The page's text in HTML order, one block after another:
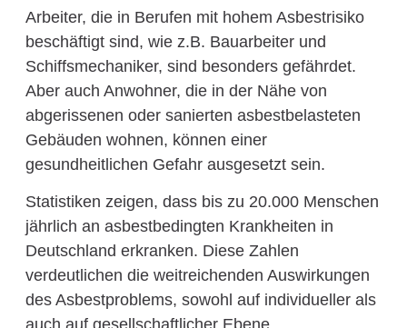
Arbeiter, die in Berufen mit hohem Asbestrisiko
beschäftigt sind, wie z.B. Bauarbeiter und
Schiffsmechaniker, sind besonders gefährdet.
Aber auch Anwohner, die in der Nähe von
abgerissenen oder sanierten asbestbelasteten
Gebäuden wohnen, können einer
gesundheitlichen Gefahr ausgesetzt sein.
Statistiken zeigen, dass bis zu 20.000 Menschen
jährlich an asbestbedingten Krankheiten in
Deutschland erkranken. Diese Zahlen
verdeutlichen die weitreichenden Auswirkungen
des Asbestproblems, sowohl auf individueller als